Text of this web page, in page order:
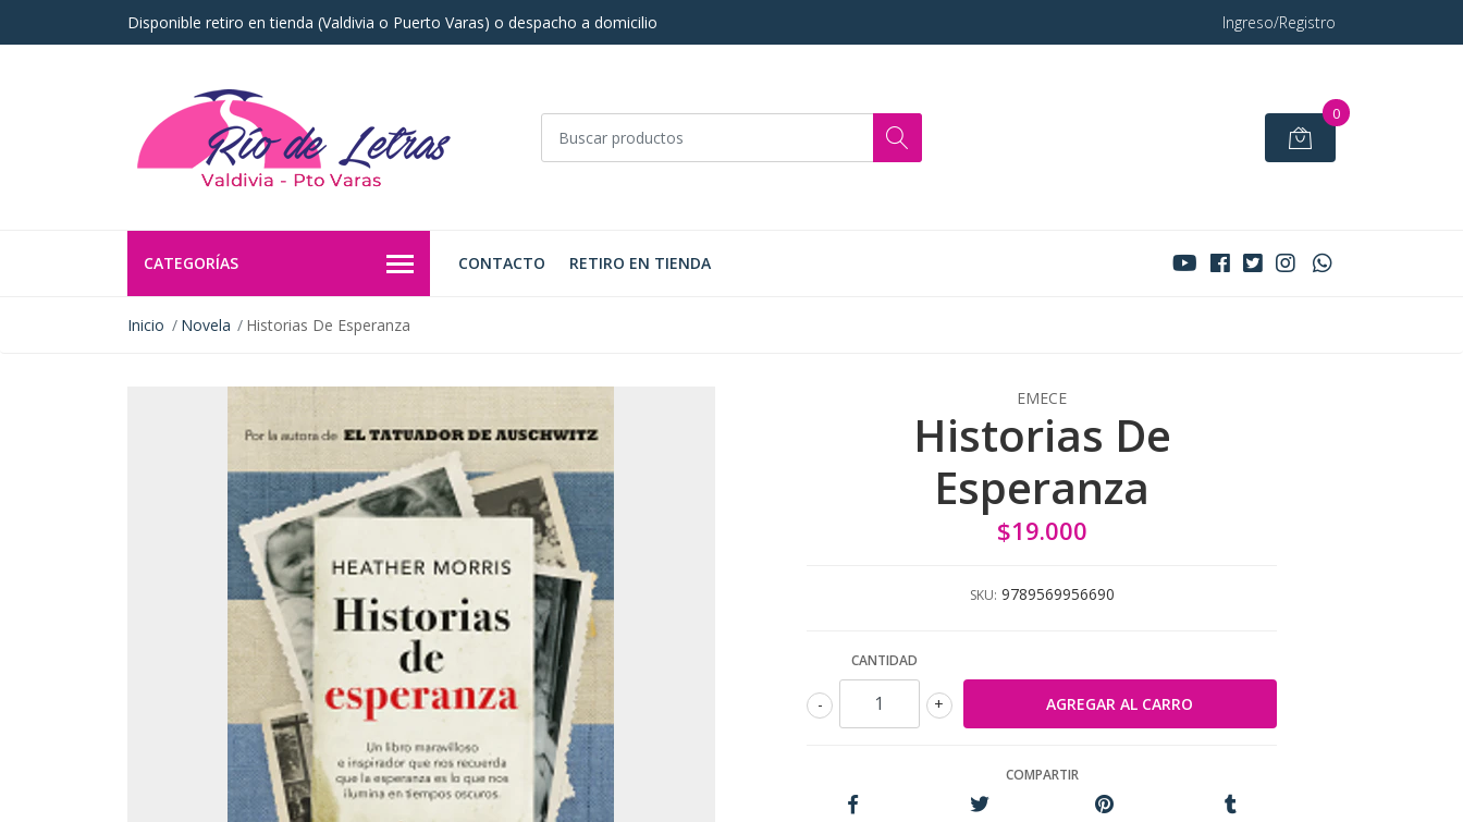
Disponible retiro en tienda (Valdivia o Puerto Varas) o despacho a domicilio Ingreso/Registro
0
CATEGORÍAS CONTACTO RETIRO EN TIENDA
Inicio Novela Historias De Esperanza
EMECE
Historias De
Esperanza
$19.000
SKU: 9789569956690
CANTIDAD
+
-
COMPARTIR